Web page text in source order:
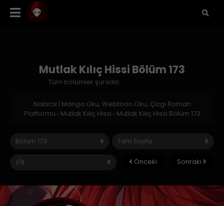
Mutlak Kılıç Hissi Bölüm 173
Tüm bölümler şurada:
Nabicix | Manga Oku, Webtoon Oku, Çizgi Roman
Platformu › Mutlak Kılıç Hissi › Mutlak Kılıç Hissi Bölüm 173
Önceki Sonraki